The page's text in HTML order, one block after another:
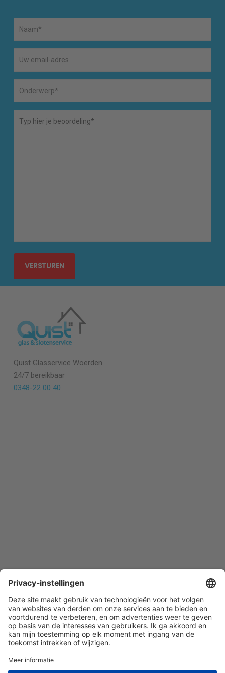
Quist Glasservice Woerden
24/7 bereikbaar
0348-22 00 40